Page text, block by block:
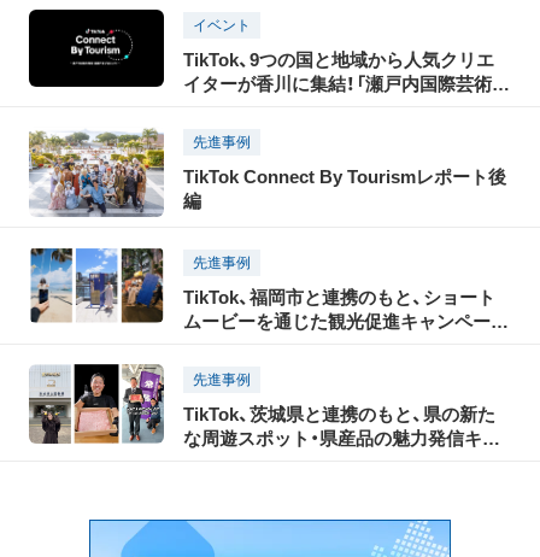
ショート動画クリエイターや、偽・誤情報
に関する有識者の出演も決定
イベント
TikTok、9つの国と地域から人気クリエ
イターが香川に集結！「瀬戸内国際芸術祭
世界に発信する「TikTok Connect By
Tourism」を開催！
先進事例
TikTok Connect By Tourismレポート後
編
先進事例
TikTok、福岡市と連携のもと、ショート
ムービーを通じた観光促進キャンペーン
先進事例
TikTok、茨城県と連携のもと、県の新た
な周遊スポット・県産品の魅力発信キャ